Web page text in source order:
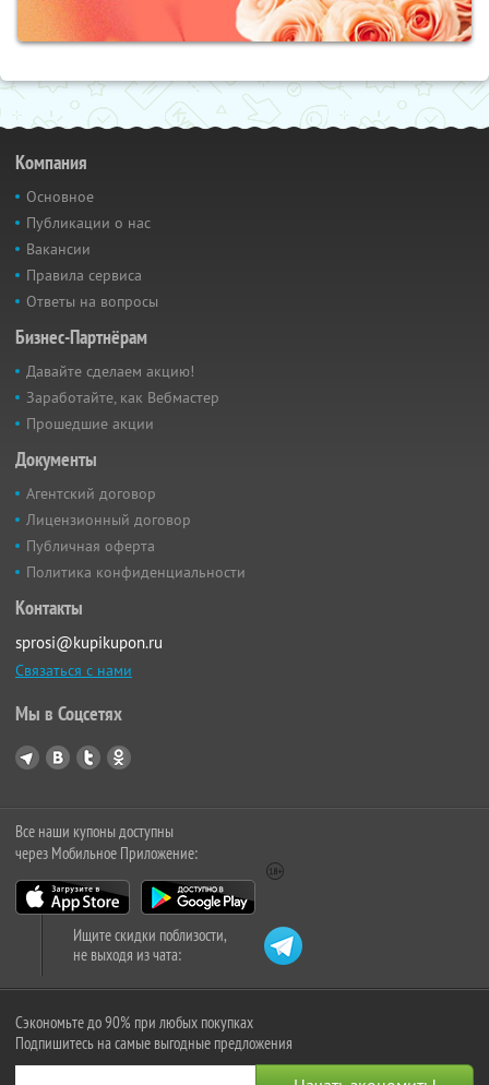
Компания
Основное
Публикации о нас
Вакансии
Правила сервиса
Ответы на вопросы
Бизнес-Партнёрам
Давайте сделаем акцию!
Заработайте, как Вебмастер
Прошедшие акции
Документы
Агентский договор
Лицензионный договор
Публичная оферта
Политика конфиденциальности
Контакты
sprosi@kupikupon.ru
Связаться с нами
Мы в Соцсетях
Все наши купоны доступны
через Мобильное Приложение:
Ищите скидки поблизости,
не выходя из чата:
Сэкономьте до 90% при любых покупках
Подпишитесь на самые выгодные предложения